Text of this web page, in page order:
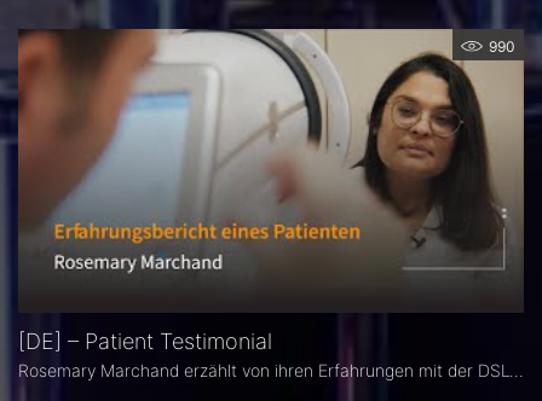
990
[DE] – Patient Testimonial